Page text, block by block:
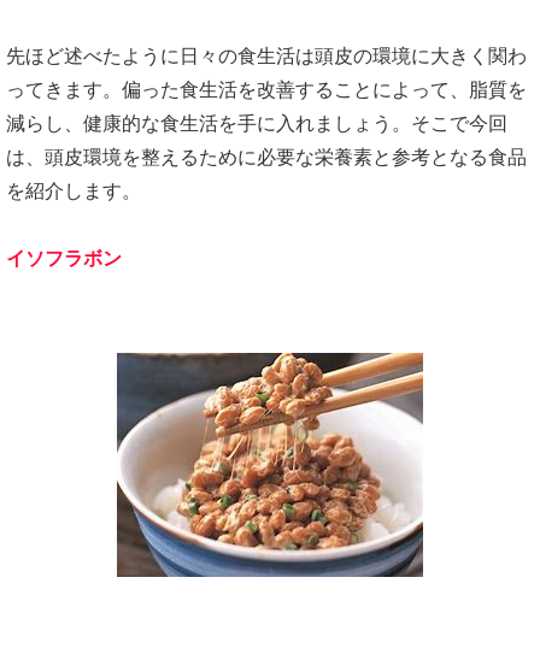
先ほど述べたように日々の食生活は頭皮の環境に大きく関わ
ってきます。偏った食生活を改善することによって、脂質を
減らし、健康的な食生活を手に入れましょう。そこで今回
は、頭皮環境を整えるために必要な栄養素と参考となる食品
を紹介します。
イソフラボン